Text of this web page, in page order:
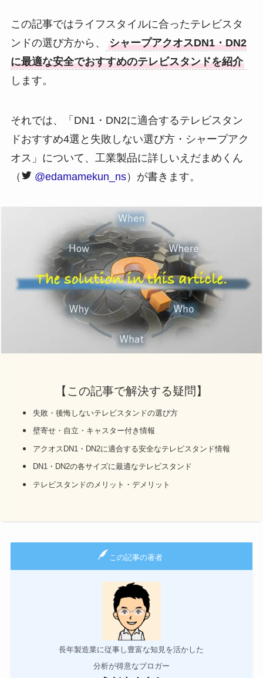
この記事ではライフスタイルに合ったテレビスタ
ンドの選び方から、
シャープアクオスDN1・DN2
に最適な安全でおすすめのテレビスタンドを紹介
します。
それでは、「DN1・DN2に適合するテレビスタン
ドおすすめ4選と失敗しない選び方・シャープアク
オス」について、工業製品に詳しいえだまめくん
（
@edamamekun_ns）が書きます。
【この記事で解決する疑問】
失敗・後悔しないテレビスタンドの選び方
壁寄せ・自立・キャスター付き情報
アクオスDN1・DN2に適合する安全なテレビスタンド情報
DN1・DN2の各サイズに最適なテレビスタンド
テレビスタンドのメリット・デメリット
この記事の著者
長年製造業に従事し豊富な知見を活かした
分析が得意なブロガー